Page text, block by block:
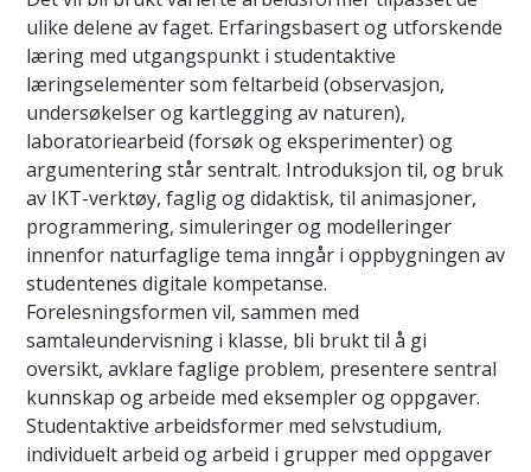
ulike delene av faget. Erfaringsbasert og utforskende
læring med utgangspunkt i studentaktive
læringselementer som feltarbeid (observasjon,
undersøkelser og kartlegging av naturen),
laboratoriearbeid (forsøk og eksperimenter) og
argumentering står sentralt. Introduksjon til, og bruk
av IKT-verktøy, faglig og didaktisk, til animasjoner,
programmering, simuleringer og modelleringer
innenfor naturfaglige tema inngår i oppbygningen av
studentenes digitale kompetanse.
Forelesningsformen vil, sammen med
samtaleundervisning i klasse, bli brukt til å gi
oversikt, avklare faglige problem, presentere sentral
kunnskap og arbeide med eksempler og oppgaver.
Studentaktive arbeidsformer med selvstudium,
individuelt arbeid og arbeid i grupper med oppgaver